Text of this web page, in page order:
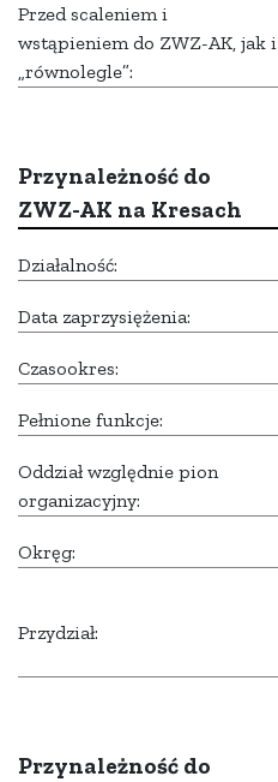
Przed scaleniem i
wstąpieniem do ZWZ-AK, jak i
„równolegle”:
Przynależność do
ZWZ-AK na Kresach
Działalność:
Data zaprzysiężenia:
Czasookres:
Pełnione funkcje:
Oddział względnie pion
organizacyjny:
Okręg:
Przydział:
Przynależność do